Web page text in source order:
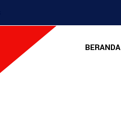
BERANDA